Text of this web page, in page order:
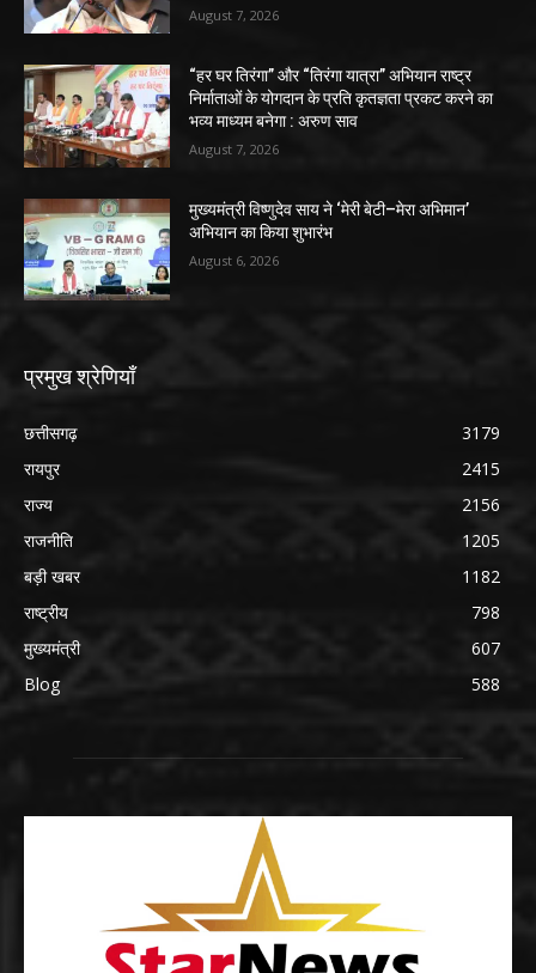
August 7, 2026
“हर घर तिरंगा” और “तिरंगा यात्रा” अभियान राष्ट्र
निर्माताओं के योगदान के प्रति कृतज्ञता प्रकट करने का
भव्य माध्यम बनेगा : अरुण साव
August 7, 2026
मुख्यमंत्री विष्णुदेव साय ने ‘मेरी बेटी–मेरा अभिमान’
अभियान का किया शुभारंभ
August 6, 2026
प्रमुख श्रेणियाँ
छत्तीसगढ़
3179
रायपुर
2415
राज्य
2156
राजनीति
1205
बड़ी खबर
1182
राष्ट्रीय
798
मुख्यमंत्री
607
Blog
588